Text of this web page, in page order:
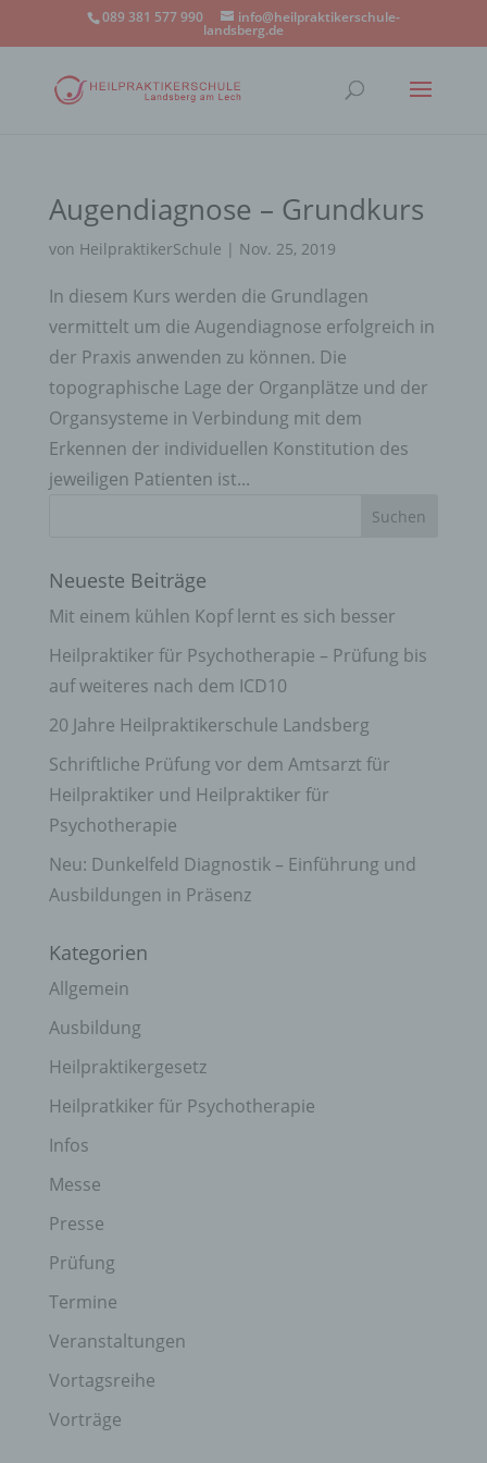
089 381 577 990 info@heilpraktikerschule-
landsberg.de
Augendiagnose – Grundkurs
von HeilpraktikerSchule | Nov. 25, 2019
In diesem Kurs werden die Grundlagen
vermittelt um die Augendiagnose erfolgreich in
der Praxis anwenden zu können. Die
topographische Lage der Organplätze und der
Organsysteme in Verbindung mit dem
Erkennen der individuellen Konstitution des
jeweiligen Patienten ist...
Neueste Beiträge
Mit einem kühlen Kopf lernt es sich besser
Heilpraktiker für Psychotherapie – Prüfung bis
auf weiteres nach dem ICD10
20 Jahre Heilpraktikerschule Landsberg
Schriftliche Prüfung vor dem Amtsarzt für
Heilpraktiker und Heilpraktiker für
Psychotherapie
Neu: Dunkelfeld Diagnostik – Einführung und
Ausbildungen in Präsenz
Kategorien
Allgemein
Ausbildung
Heilpraktikergesetz
Heilpratkiker für Psychotherapie
Infos
Messe
Presse
Prüfung
Termine
Veranstaltungen
Vortagsreihe
Vorträge